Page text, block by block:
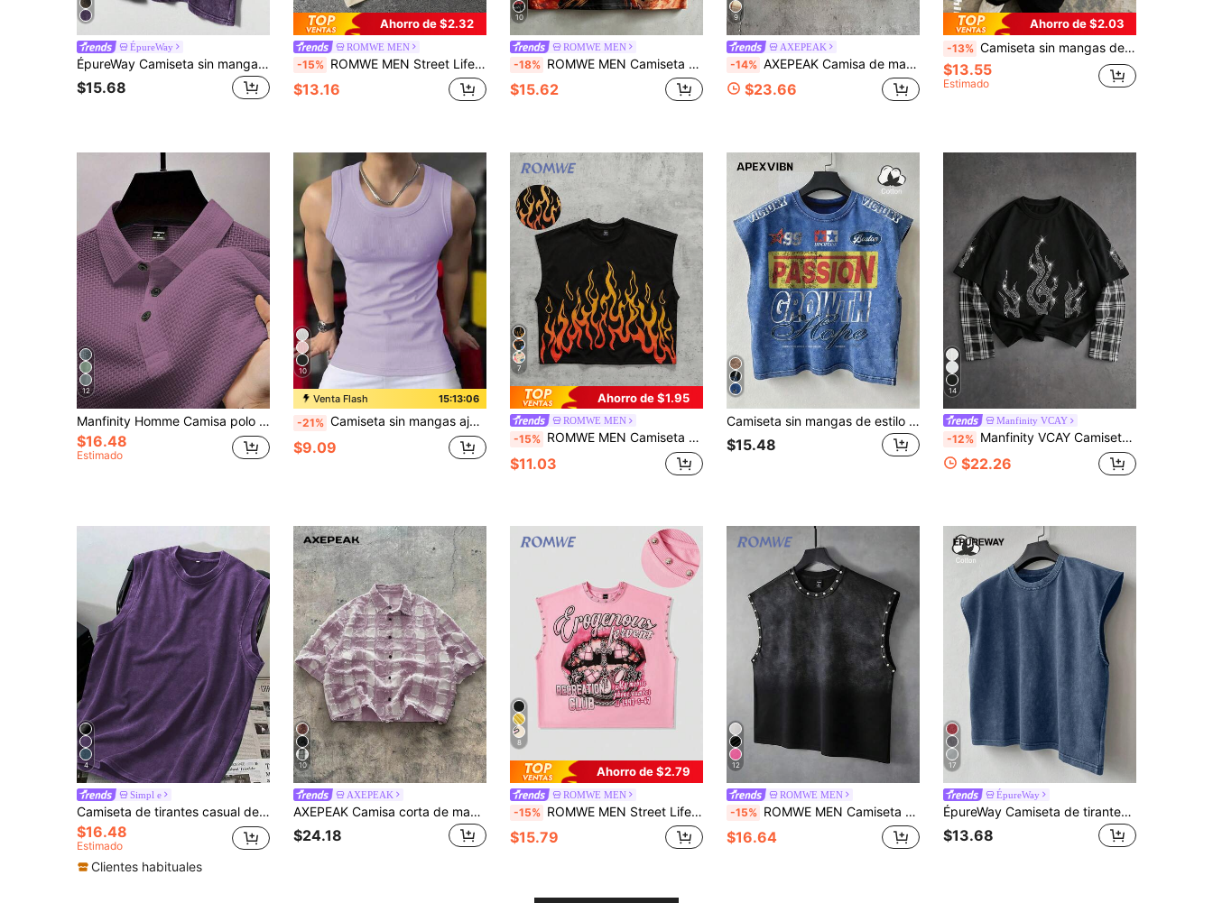
ÉpureWay
ÉpureWay Camiseta sin mangas vintage lavada para hombre, jersey casual color púrpura malva para streetwear de verano, escapada urbana, vacaciones de verano, fiesta, festival, entrenamiento, regalo para novio, vacaciones
$15.68
Ahorro de $2.32
ROMWE MEN
-15% ROMWE MEN Street Life Camiseta de tirantes suelta con estampado y remaches para hombre
$13.16
10
ROMWE MEN
-18% ROMWE MEN Camiseta sin mangas de verano 2026 de moda casual para hombre con estampado gráfico pesado, estilo streetwear europeo & americano, cuello redondo
$15.62
9
AXEPEAK
-14% AXEPEAK Camisa de manga larga casual de cuadros para uso diario para hombres
$23.66
Ahorro de $2.03
-13% Camiseta sin mangas de estilo relajado para hombre, negra desgastada, corte holgado, diseño artesanal lavado desgastado + corte de hombros anchos, estilo vintage de alta calle, prenda llamativa de ropa de calle de verano
$13.55
Estimado
12
Manfinity Homme Camisa polo de manga corta lisa para hombres para el uso diario, primavera y verano, para golf
$16.48
Estimado
10
Venta Flash 15:13:05
-21% Camiseta sin mangas ajustada elástica con textura acanalada para hombre de estilo casual
$9.09
7
Ahorro de $1.95
ROMWE MEN
-15% ROMWE MEN Camiseta de tirantes holgada con estampado de llamas para hombre, estilo callejero de moda para uso diario en verano
$11.03
Camiseta sin mangas de estilo de carreras vintage americano, algodón lavado desgastado, estampado de letras & números, ajuste holgado, camisola versátil
$15.48
14
Manfinity VCAY
-12% Manfinity VCAY Camiseta de manga larga 2 en 1 para hombre, base negra con patrón de llamas de strass, patchwork de cuadros de doble capa de manga larga, top casual holgado de estilo high street
$22.26
4
Simpl e
Camiseta de tirantes casual de estilo vintage lavado y cuello redondo para hombres, color oscuro
$16.48
Estimado
Clientes habituales
10
AXEPEAK
AXEPEAK Camisa corta de manga corta tejida a cuadros para hombres, adecuada para el verano
$24.18
8
Ahorro de $2.79
ROMWE MEN
-15% ROMWE MEN Street Life Camiseta de tirantes suelta con estampado y remaches para hombre
$15.79
12
ROMWE MEN
-15% ROMWE MEN Camiseta sin mangas para hombre con decoración de remaches, ajuste holgado lavado, primavera/verano
$16.64
17
ÉpureWay
ÉpureWay Camiseta de tirantes casual de verano para hombre con hombros anchos lavada, camiseta sin mangas de algodón, camiseta de tirantes de algodón para hombre, camiseta de músculos de algodón, vacaciones
$13.68